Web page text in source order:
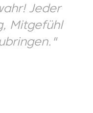
Jeder
Mitgefühl